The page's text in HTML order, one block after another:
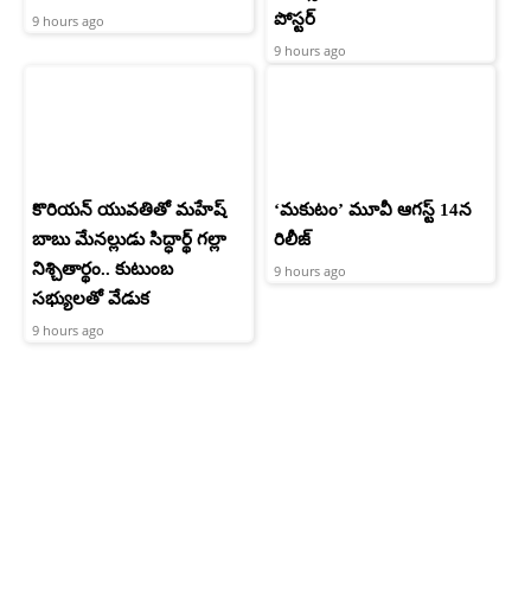
9 hours ago
పోస్టర్
9 hours ago
కొరియన్ యువతితో మహేష్
బాబు మేనల్లుడు సిద్ధార్థ్ గల్లా
నిశ్చితార్థం.. కుటుంబ
సభ్యులతో వేడుక
9 hours ago
‘మకుటం’ మూవీ ఆగస్ట్ 14న
రిలీజ్
9 hours ago